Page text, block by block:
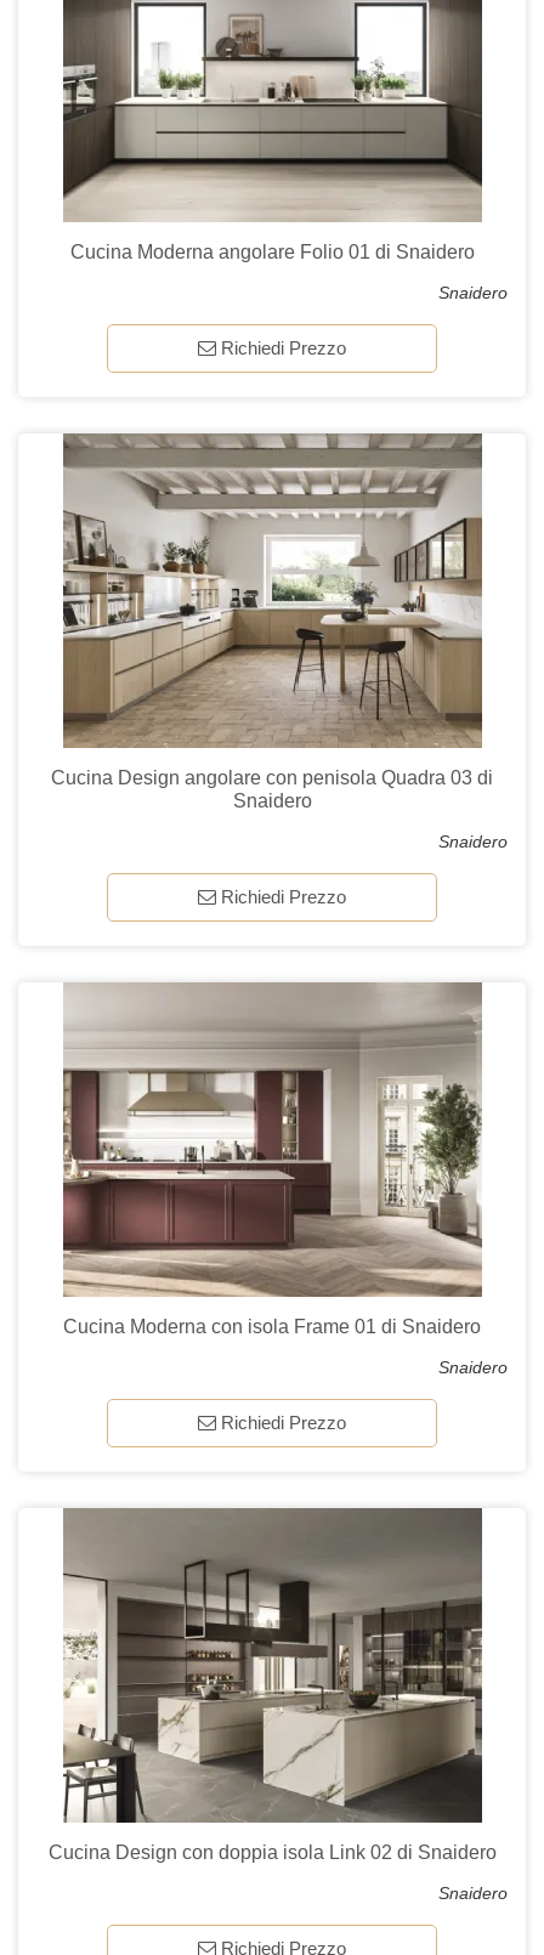
Cucina Moderna angolare Folio 01 di Snaidero
Snaidero
Richiedi Prezzo
Cucina Design angolare con penisola Quadra 03 di
Snaidero
Snaidero
Richiedi Prezzo
Cucina Moderna con isola Frame 01 di Snaidero
Snaidero
Richiedi Prezzo
Cucina Design con doppia isola Link 02 di Snaidero
Snaidero
Richiedi Prezzo